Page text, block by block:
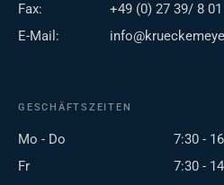
Fax:
+49 (0) 27 39/ 8
E-Mail:
GESCHÄFTSZEITEN
Mo - Do
7:30 -
Fr
7:30 -